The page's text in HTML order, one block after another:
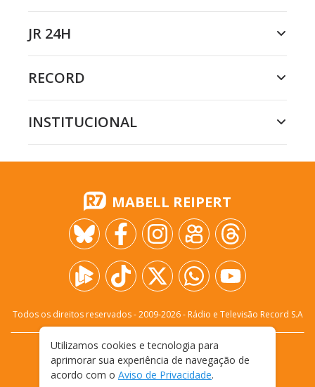
JR 24H
RECORD
INSTITUCIONAL
MABELL REIPERT
Todos os direitos reservados - 2009-2026- Rádio e Televisão Record S.A
FALE CONOSCO
PRIVACIDADE
TERMOS E CONDIÇÕES DE USO
Utilizamos cookies e tecnologia para
aprimorar sua experiência de navegação de
acordo com o Aviso de Privacidade.